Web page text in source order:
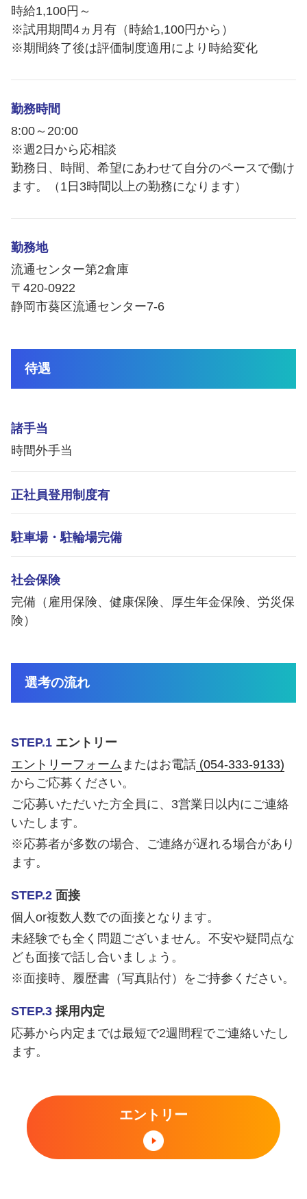
時給1,100円～
※試用期間4ヵ月有（時給1,100円から）
※期間終了後は評価制度適用により時給変化
勤務時間
8:00～20:00
※週2日から応相談
勤務日、時間、希望にあわせて自分のペースで働け
ます。（1日3時間以上の勤務になります）
勤務地
流通センター第2倉庫
〒420-0922
静岡市葵区流通センター7-6
待遇
諸手当
時間外手当
正社員登用制度有
駐車場・駐輪場完備
社会保険
完備（雇用保険、健康保険、厚生年金保険、労災保
険）
選考の流れ
STEP.1 エントリー
エントリーフォーム またはお電話 (054-333-9133)
からご応募ください。
ご応募いただいた方全員に、3営業日以内にご連絡
いたします。
※応募者が多数の場合、ご連絡が遅れる場合があり
ます。
STEP.2 面接
個人or複数人数での面接となります。
未経験でも全く問題ございません。不安や疑問点な
ども面接で話し合いましょう。
※面接時、履歴書（写真貼付）をご持参ください。
STEP.3 採用内定
応募から内定までは最短で2週間程でご連絡いたし
ます。
エントリー